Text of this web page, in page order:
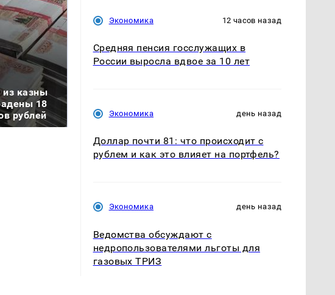
из казны
18
рублей
продукта: что купить?
подожгли.
Экономика 12 часов назад
Средняя пенсия госслужащих в
России выросла вдвое за 10 лет
Экономика день назад
Доллар почти 81: что происходит с
рублем и как это влияет на портфель?
Экономика день назад
Ведомства обсуждают с
недропользователями льготы для
газовых ТРИЗ